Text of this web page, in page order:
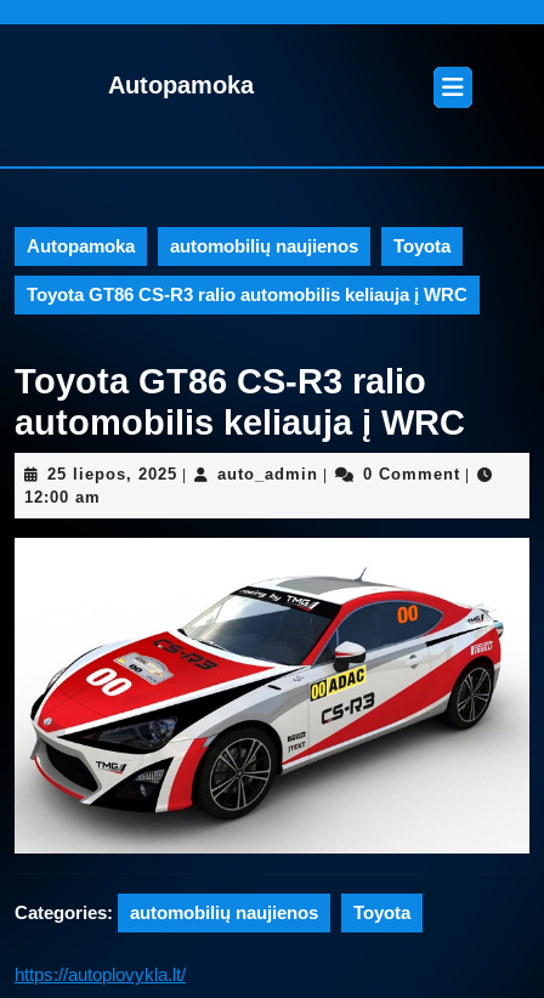
Autopamoka
Open
Button
Autopamoka automobilių naujienos , Toyota
Toyota GT86 CS-R3 ralio automobilis keliauja į WRC
Toyota GT86 CS-R3 ralio
automobilis keliauja į WRC
25 liepos, 2025 25
2025
auto_admin auto_admin
0 Comment
12:00 am
Categories: automobilių naujienos Toyota
https://autoplovykla.lt/